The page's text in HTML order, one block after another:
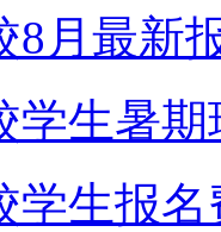
8月最新
学生暑期
学生报名